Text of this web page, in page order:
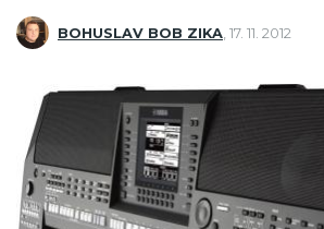
BOHUSLAV BOB ZIKA 17. 11. 2012